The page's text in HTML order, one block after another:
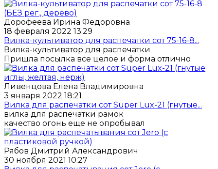
Дорофеева Ирина Федоровна
18 февраля 2022 13:29
Вилка-культиватор для распечатки сот 75-16-8...
Вилка-культиватор для распечатки
Пришла посылка все целое и форма отлично
Ливенцова Елена Владимировна
3 января 2022 18:21
Вилка для распечатки сот Super Lux-21 (гнутые...
вилка для распечатки рамок
качество огонь еще не опробывал
Рябов Дмитрий Александрович
30 ноября 2021 10:27